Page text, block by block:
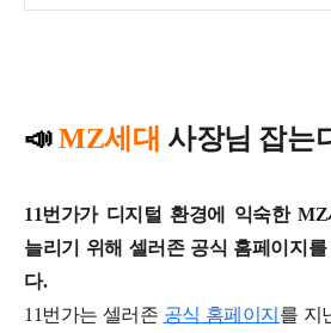
📣 MZ세대 사장님 잡는
11번가가 디지털 환경에 익숙한
늘리기 위해 셀러존 공식 홈페이지
다.
11번가는 셀러존 공식 홈페이지 를 지